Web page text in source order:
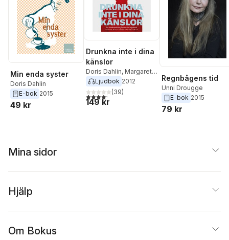
Min enda syster
Doris Dahlin
E-bok 2015
49 kr
Drunkna inte i dina
känslor
Doris Dahlin, Margareta
Hägglund
Ljudbok 2012
4,2utav 5 stjärnor. Totalt antal röster:
(39)
149 kr
Regnbågens tid
Unni Drougge
E-bok 2015
79 kr
Mina sidor
Hjälp
Om Bokus